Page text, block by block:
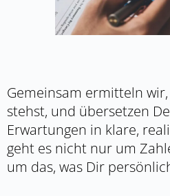
Gemeinsam ermitteln
stehst, und übersetzen
Erwartungen in klare,
geht es nicht nur um
um das, was Dir